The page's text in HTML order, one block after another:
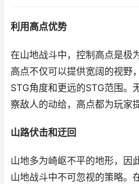
利用高点优势
在山地战斗中，控制高点是极
高点不仅可以提供宽阔的视野
STG角度和更远的STG范围。
察敌人的动给，高点都为玩家
山路伏击和迂回
山地多为崎岖不平的地形，因
山地战斗中不可忽视的策略。